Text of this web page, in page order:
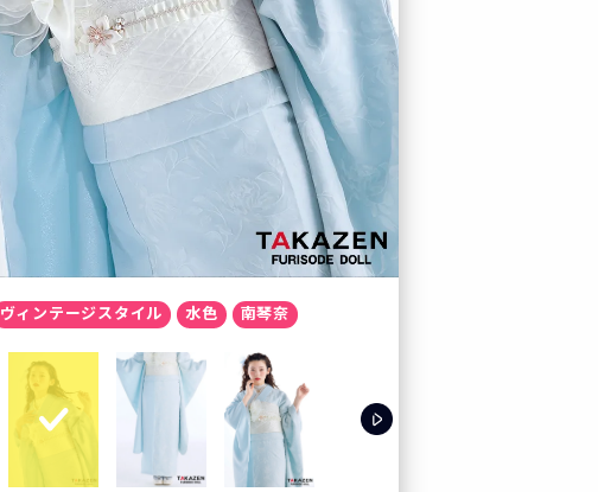
ヴィンテージスタイル 水色 南琴奈